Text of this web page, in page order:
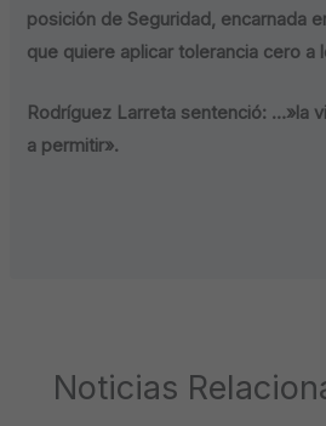
posición de Seguridad, encarnada
que quiere aplicar tolerancia cero a
Rodríguez Larreta sentenció: …»la
a permitir».
Noticias